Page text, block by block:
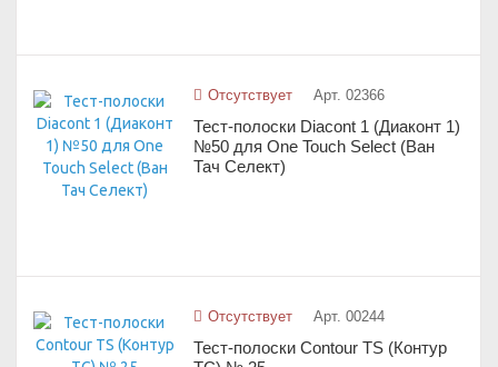
Отсутствует Арт. 02366
Тест-полоски Diacont 1 (Диаконт 1)
№50 для One Touch Select (Ван
Тач Селект)
Отсутствует Арт. 00244
Тест-полоски Contour TS (Контур